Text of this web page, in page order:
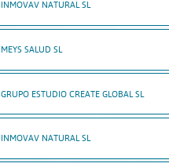
INMOVAV NATURAL SL
MEYS SALUD SL
GRUPO ESTUDIO CREATE GLOBAL SL
INMOVAV NATURAL SL